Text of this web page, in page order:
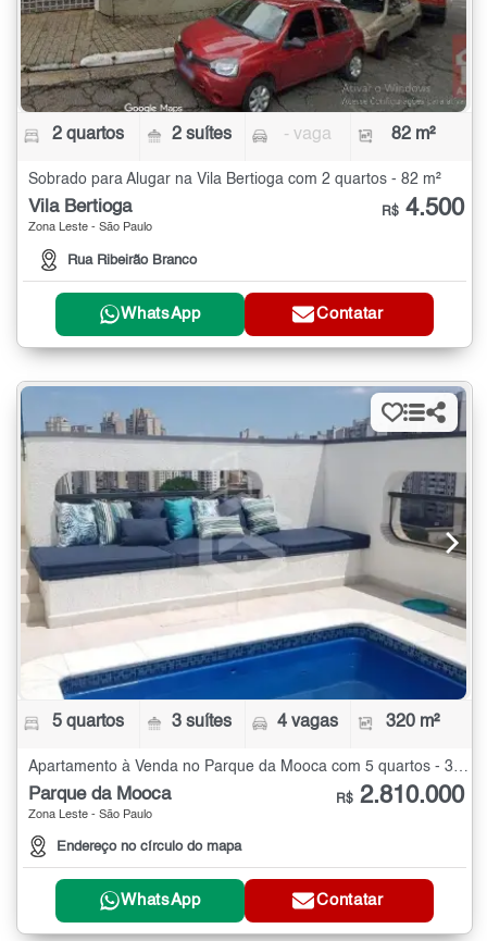
2 quartos 2 suítes - vaga 82 m²
Sobrado para Alugar na Vila Bertioga com 2 quartos - 82 m²
Vila Bertioga
Zona Leste - São Paulo
Rua Ribeirão Branco
R$ 4.500
WhatsApp Contatar
5 quartos 3 suítes 4 vagas 320 m²
Parque da Mooca
Zona Leste - São Paulo
Endereço no círculo do mapa
R$ 2.810.000
WhatsApp Contatar